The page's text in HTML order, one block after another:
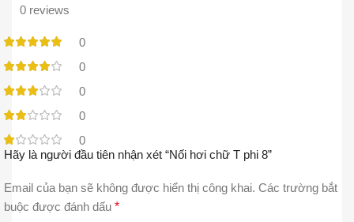
0 reviews
0
0
0
0
0
Hãy là người đầu tiên nhận xét “Nối hơi chữ T phi 8”
Email của bạn sẽ không được hiển thị công khai. Các trường bắt
buộc được đánh dấu *